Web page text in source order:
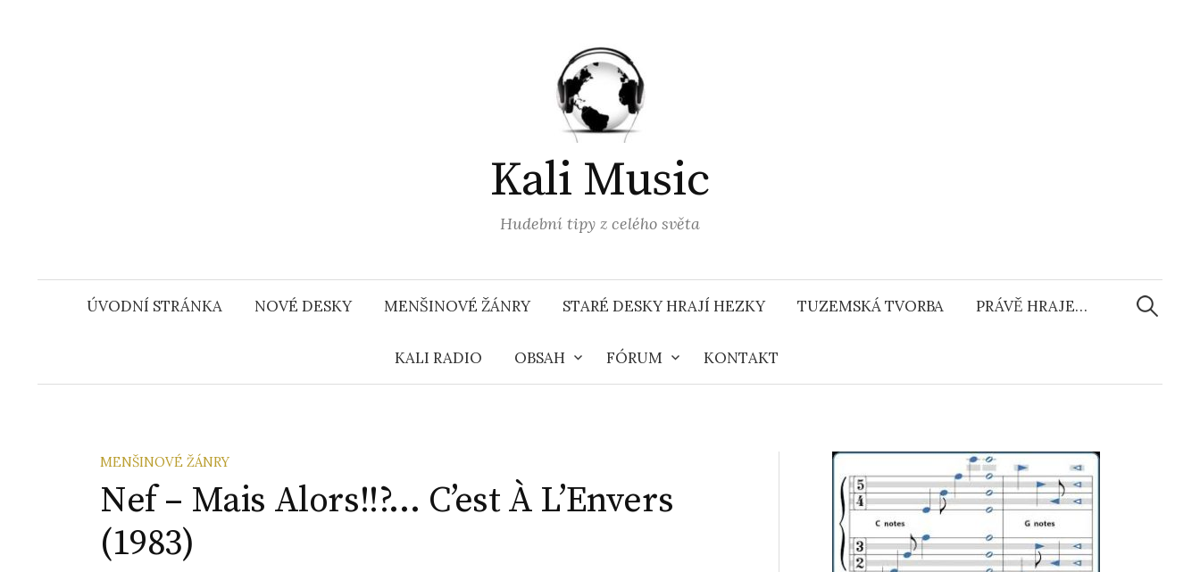
Kali Music
Hudební tipy z celého světa
ÚVODNÍ STRÁNKA NOVÉ DESKY MENŠINOVÉ ŽÁNRY STARÉ DESKY HRAJÍ HEZKY TUZEMSKÁ TVORBA PRÁVĚ HRAJE…
KALI RADIO OBSAH FÓRUM KONTAKT
MENŠINOVÉ ŽÁNRY
Nef – Mais Alors!!?… C’est À L’Envers
(1983)